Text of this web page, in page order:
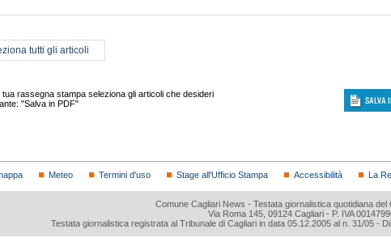
tutti gli articoli
rassegna stampa seleziona gli articoli che desideri
"Salva in PDF"
Meteo Termini d'uso Stage all'Ufficio Stampa Accessibilità La
Comune Cagliari News - Testata giornalistica quotidiana del
Via Roma 145, 09124 Cagliari - P. IVA
Testata giornalistica registrata al Tribunale di Cagliari in data 05.12.2005 al n. 31/05 -